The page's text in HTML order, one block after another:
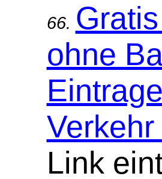
66.
ohne
Verkehr
Link